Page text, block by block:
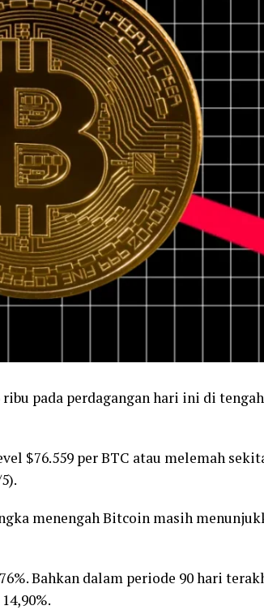
pada perdagangan hari ini di
$76.559 per BTC atau melemah
menengah Bitcoin masih
Bahkan dalam periode 90 hari